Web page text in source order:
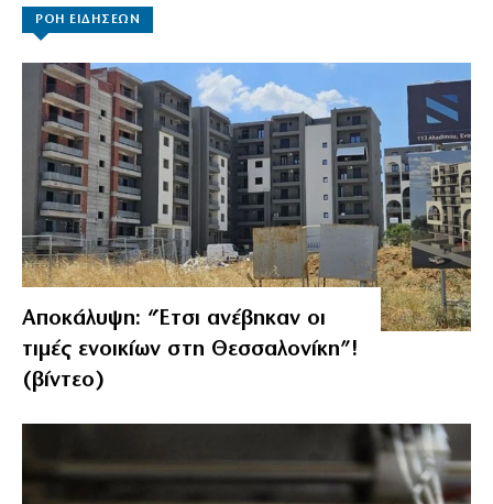
ΡΟΗ ΕΙΔΗΣΕΩΝ
Αποκάλυψη: “Έτσι ανέβηκαν οι
τιμές ενοικίων στη Θεσσαλονίκη”!
(βίντεο)